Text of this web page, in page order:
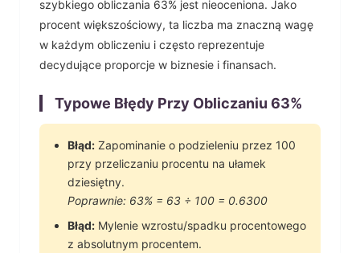
szybkiego obliczania 63% jest nieoceniona. Jako
procent większościowy, ta liczba ma znaczną wagę
w każdym obliczeniu i często reprezentuje
decydujące proporcje w biznesie i finansach.
Typowe Błędy Przy Obliczaniu 63%
Błąd: Zapominanie o podzieleniu przez 100
przy przeliczaniu procentu na ułamek
dziesiętny.
Poprawnie: 63% = 63 ÷ 100 = 0.6300
Błąd: Mylenie wzrostu/spadku procentowego
z absolutnym procentem.